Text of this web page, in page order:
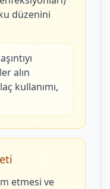
düzenini
alın
kullanımı,
etmesi ve